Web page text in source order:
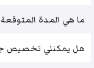
ما هي المدة
هل يمكنني تخصيص